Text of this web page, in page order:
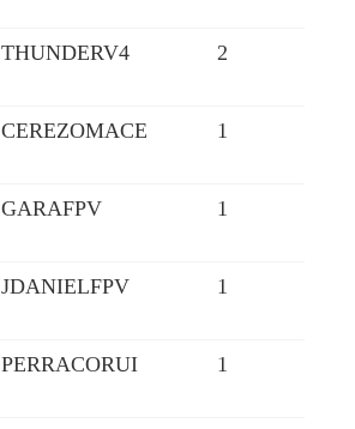
THUNDERV4 2
CEREZOMACE 1
GARAFPV 1
JDANIELFPV 1
PERRACORUI 1